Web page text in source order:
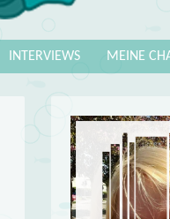
MEINE
INTERVIEWS